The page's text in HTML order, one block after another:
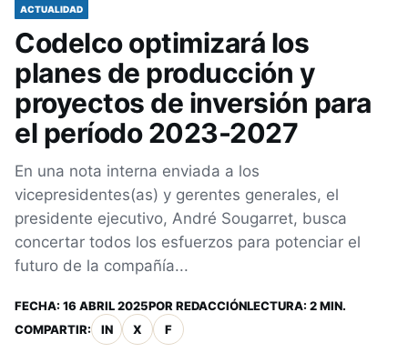
ACTUALIDAD
Codelco optimizará los
planes de producción y
proyectos de inversión para
el período 2023-2027
En una nota interna enviada a los
vicepresidentes(as) y gerentes generales, el
presidente ejecutivo, André Sougarret, busca
concertar todos los esfuerzos para potenciar el
futuro de la compañía...
FECHA: 16 ABRIL 2025POR REDACCIÓNLECTURA: 2 MIN.
COMPARTIR:
IN X F